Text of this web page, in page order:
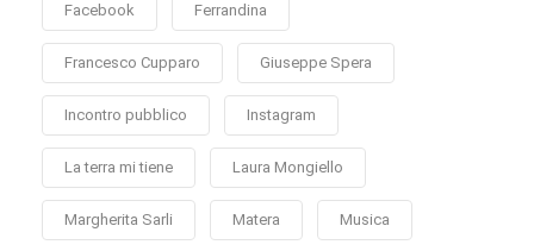
Facebook Ferrandina
Francesco Cupparo Giuseppe Spera
Incontro pubblico Instagram
La terra mi tiene Laura Mongiello
Margherita Sarli Matera Musica